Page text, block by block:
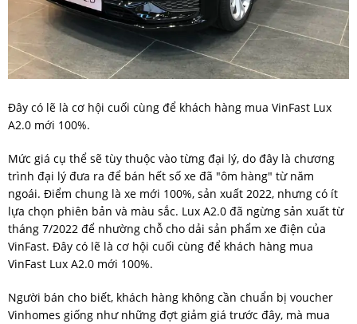
Đây có lẽ là cơ hội cuối cùng để khách hàng mua VinFast Lux
A2.0 mới 100%.
Mức giá cụ thể sẽ tùy thuộc vào từng đại lý, do đây là chương
trình đại lý đưa ra để bán hết số xe đã "ôm hàng" từ năm
ngoái. Điểm chung là xe mới 100%, sản xuất 2022, nhưng có ít
lựa chọn phiên bản và màu sắc. Lux A2.0 đã ngừng sản xuất từ
tháng 7/2022 để nhường chỗ cho dải sản phẩm xe điện của
VinFast. Đây có lẽ là cơ hội cuối cùng để khách hàng mua
VinFast Lux A2.0 mới 100%.
Người bán cho biết, khách hàng không cần chuẩn bị voucher
Vinhomes giống như những đợt giảm giá trước đây, mà mua